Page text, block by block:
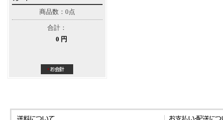
商品数：0点
合計：
0 円